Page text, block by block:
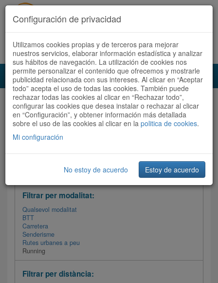
Accedeix Registra't ara Español Català
Audioruta Totes les rutes
Totes les rutes Ordenar per: Més recents / Dificultat
Filtrar les rutes
Filtrar per modalitat:
Qualsevol modalitat
BTT
Carretera
Senderisme
Rutes urbanes a peu
Running
Filtrar per distància:
Configuración de privacidad
Utilizamos cookies propias y de terceros para mejorar
nuestros servicios, elaborar información estadística y analizar
sus hábitos de navegación. La utilización de cookies nos
permite personalizar el contenido que ofrecemos y mostrarle
publicidad relacionada con sus intereses. Al clicar en “Aceptar
todo” acepta el uso de todas las cookies. También puede
rechazar todas las cookies al clicar en “Rechazar todo”,
configurar las cookies que desea instalar o rechazar al clicar
en “Configuración”, y obtener información más detallada
sobre el uso de las cookies al clicar en la politica de cookies.
Mi configuración
No estoy de acuerdo Estoy de acuerdo